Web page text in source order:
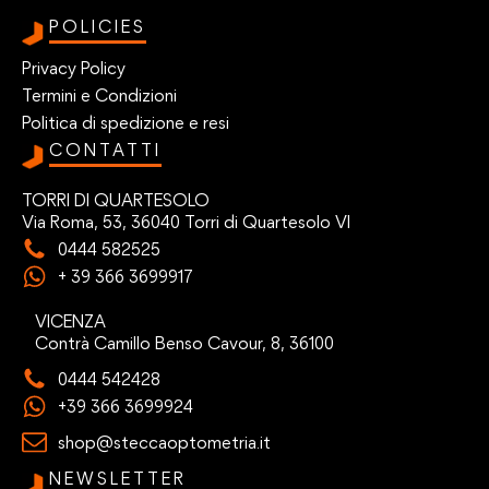
POLICIES
Privacy Policy
Termini e Condizioni
Politica di spedizione e resi
CONTATTI
TORRI DI QUARTESOLO
Via Roma, 53, 36040 Torri di Quartesolo VI
0444 582525
+ 39 366 3699917
VICENZA
Contrà Camillo Benso Cavour, 8, 36100
0444 542428
+39 366 3699924
shop@steccaoptometria.it
NEWSLETTER